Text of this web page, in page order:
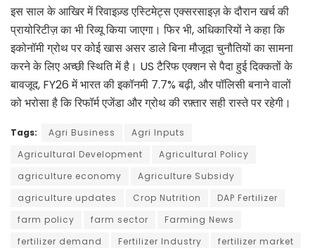
इस साल के आखिर में रिवाइज़्ड एस्टिमेट्स एक्सरसाइज़ के दौरान खर्च की
प्रायोरिटीज़ का भी रिव्यू किया जाएगा। फिर भी, अधिकारियों ने कहा कि
इकोनॉमी ग्रोथ पर कोई खास असर डाले बिना मौजूदा चुनौतियों का सामना
करने के लिए अच्छी स्थिति में है। US टैरिफ एक्शन से पैदा हुई दिक्कतों के
बावजूद, FY26 में भारत की इकॉनमी 7.7% बढ़ी, और पॉलिसी बनाने वालों
को भरोसा है कि रिफॉर्म एजेंडा और ग्रोथ की रफ़्तार सही रास्ते पर रहेगी।
Tags: Agri Business
Agri Inputs
Agricultural Development
Agricultural Policy
agriculture economy
Agriculture Subsidy
agriculture updates
Crop Nutrition
DAP Fertilizer
farm policy
farm sector
Farming News
fertilizer demand
Fertilizer Industry
fertilizer market